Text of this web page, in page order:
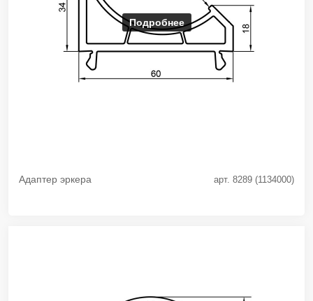
Подробнее
Адаптер эркера арт. 8289 (1134000)